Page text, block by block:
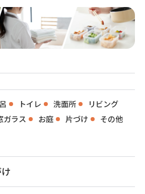
トイレ 洗面所
リビング
ガラス お庭 片づけ その他